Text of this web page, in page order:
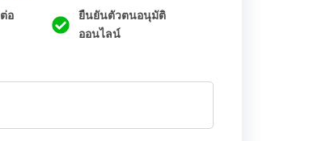
อ
ยืนยันตัวตนอนุมัติ
ออนไลน์